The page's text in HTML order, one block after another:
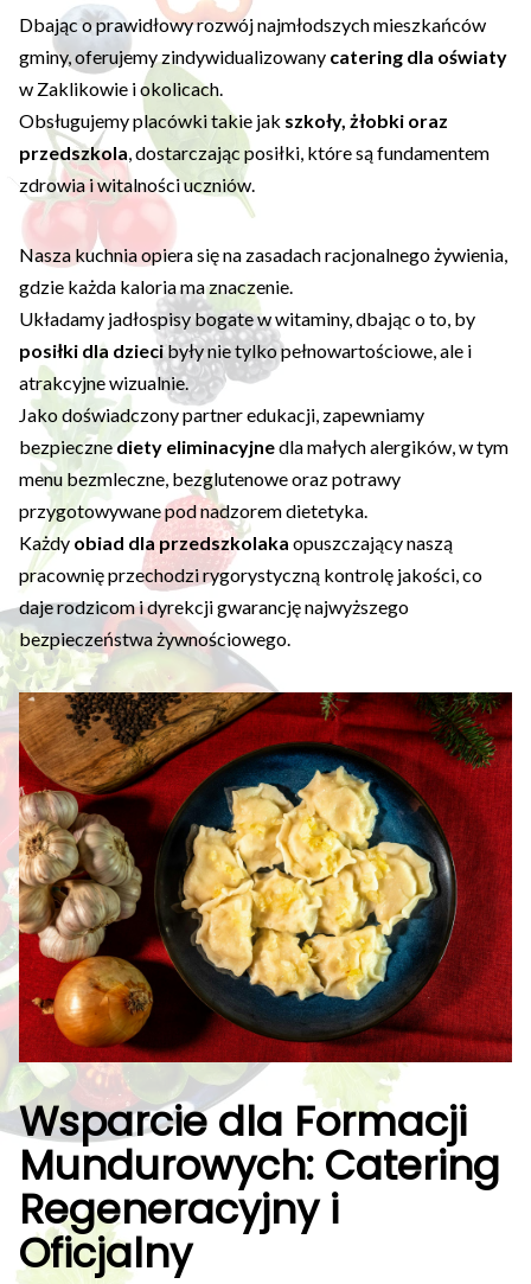
Dbając o prawidłowy rozwój najmłodszych mieszkańców
gminy, oferujemy zindywidualizowany catering dla oświaty
w Zaklikowie i okolicach.
Obsługujemy placówki takie jak szkoły, żłobki oraz
przedszkola, dostarczając posiłki, które są fundamentem
zdrowia i witalności uczniów.
Nasza kuchnia opiera się na zasadach racjonalnego żywienia,
gdzie każda kaloria ma znaczenie.
Układamy jadłospisy bogate w witaminy, dbając o to, by
posiłki dla dziecibyły nie tylko pełnowartościowe, ale i
atrakcyjne wizualnie.
Jako doświadczony partner edukacji, zapewniamy
bezpiecznediety eliminacyjnedla małych alergików, w tym
menu bezmleczne, bezglutenowe oraz potrawy
przygotowywane pod nadzorem dietetyka.
Każdy obiad dla przedszkolaka opuszczający naszą
pracownię przechodzi rygorystyczną kontrolę jakości, co
daje rodzicom i dyrekcji gwarancję najwyższego
bezpieczeństwa żywnościowego.
Wsparcie dla Formacji
Mundurowych: Catering
Regeneracyjny i
Oficjalny